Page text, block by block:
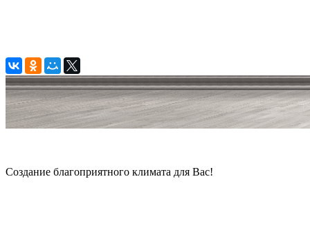
Создание благоприятного климата для Вас!